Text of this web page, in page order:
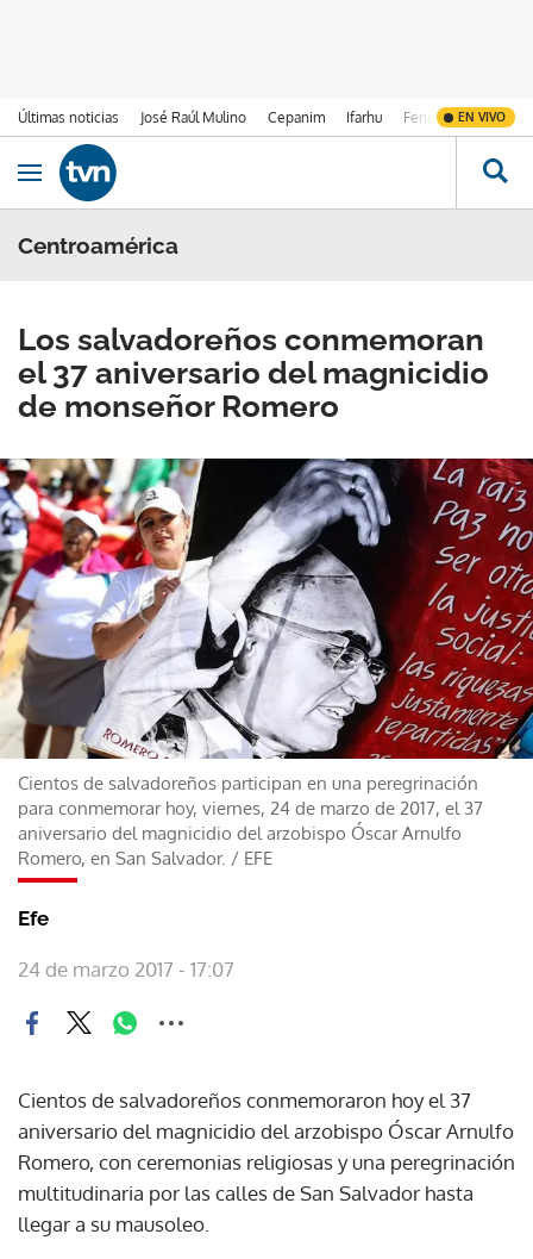
Últimas noticias José Raúl Mulino Cepanim Ifarhu Fenómeno de El
EN VIVO
Ir al contenido
Obrir navegació
Centroamérica
Los salvadoreños conmemoran
el 37 aniversario del magnicidio
de monseñor Romero
Cientos de salvadoreños participan en una peregrinación
para conmemorar hoy, viernes, 24 de marzo de 2017, el 37
aniversario del magnicidio del arzobispo Óscar Arnulfo
Romero, en San Salvador. / EFE
Efe
24 de marzo 2017 - 17:07
Cientos de salvadoreños conmemoraron hoy el 37
aniversario del magnicidio del arzobispo Óscar Arnulfo
Romero, con ceremonias religiosas y una peregrinación
multitudinaria por las calles de San Salvador hasta
llegar a su mausoleo.